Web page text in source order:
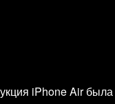
iPhone Air